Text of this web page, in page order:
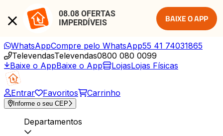
08.08 OFERTAS
IMPERDÍVEIS
BAIXE O APP
WhatsAppCompre pelo WhatsApp55 41 74031865
TelevendasTelevendas0800 080 0099
Baixe o AppBaixe o App LojasLojas Físicas
Entrar Favoritos Carrinho
Informe o seu CEP
Departamentos